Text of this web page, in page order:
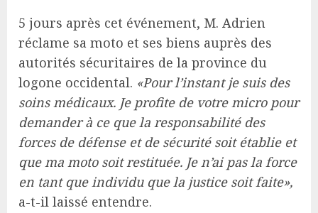
5 jours après cet événement, M. Adrien
réclame sa moto et ses biens auprès des
autorités sécuritaires de la province du
logone occidental. «Pour l’instant je suis des
soins médicaux. Je profite de votre micro pour
demander à ce que la responsabilité des
forces de défense et de sécurité soit établie et
que ma moto soit restituée. Je n’ai pas la force
en tant que individu que la justice soit faite»,
a-t-il laissé entendre.